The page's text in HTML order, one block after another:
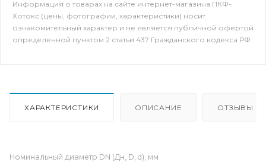
Информация о товарах на сайте интернет-магазина ПКФ-
Хотокс (цены, фотографии, характеристики) носит
ознакомительный характер и не является публичной офертой
определенной пунктом 2 статьи 437 Гражданского кодекса РФ.
ХАРАКТЕРИСТИКИ ОПИСАНИЕ ОТЗЫВЫ
Номинальный диаметр DN (Дн, D, d), мм